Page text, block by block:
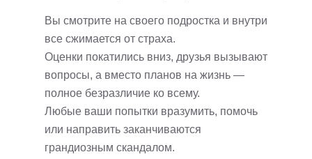
Вы смотрите на своего подростка и внутри
все сжимается от страха.
Оценки покатились вниз, друзья вызывают
вопросы, а вместо планов на жизнь —
полное безразличие ко всему.
Любые ваши попытки вразумить, помочь
или направить заканчиваются
грандиозным скандалом.